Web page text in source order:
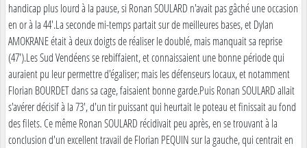
handicap plus lourd à la pause, si Ronan SOULARD n'avait pas gâché une occasion
en or à la 44'.La seconde mi-temps partait sur de meilleures bases, et Dylan
AMOKRANE était à deux doigts de réaliser le doublé, mais manquait sa reprise
(47').Les Sud Vendéens se rebiffaient, et connaissaient une bonne période qui
auraient pu leur permettre d'égaliser; mais les défenseurs locaux, et notamment
Florian BOURDET dans sa cage, faisaient bonne garde.Puis Ronan SOULARD allait
s'avérer décisif à la 73', d'un tir puissant qui heurtait le poteau et finissait au fond
des filets. Ce même Ronan SOULARD récidivait peu après, en se trouvant à la
conclusion d'un excellent travail de Florian PEQUIN sur la gauche, qui centrait en